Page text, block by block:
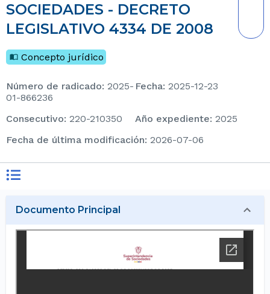
SOCIEDADES - DECRETO
LEGISLATIVO 4334 DE 2008
Concepto jurídico
Número de radicado: 2025-
01-866236
Fecha: 2025-12-23
consecutivo: 220-210350 Año expediente: 2025
Fecha de última modificación: 2026-07-06
Documento Principal